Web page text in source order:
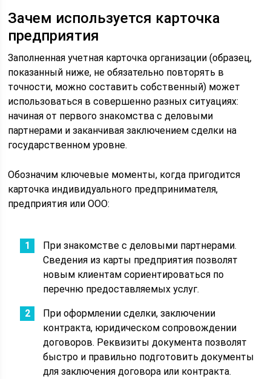
Зачем используется карточка
предприятия
Заполненная учетная карточка организации (образец,
показанный ниже, не обязательно повторять в
точности, можно составить собственный) может
использоваться в совершенно разных ситуациях:
начиная от первого знакомства с деловыми
партнерами и заканчивая заключением сделки на
государственном уровне.
Обозначим ключевые моменты, когда пригодится
карточка индивидуального предпринимателя,
предприятия или ООО:
При знакомстве с деловыми партнерами.
Сведения из карты предприятия позволят
новым клиентам сориентироваться по
перечню предоставляемых услуг.
При оформлении сделки, заключении
контракта, юридическом сопровождении
договоров. Реквизиты документа позволят
быстро и правильно подготовить документы
для заключения договора или контракта.